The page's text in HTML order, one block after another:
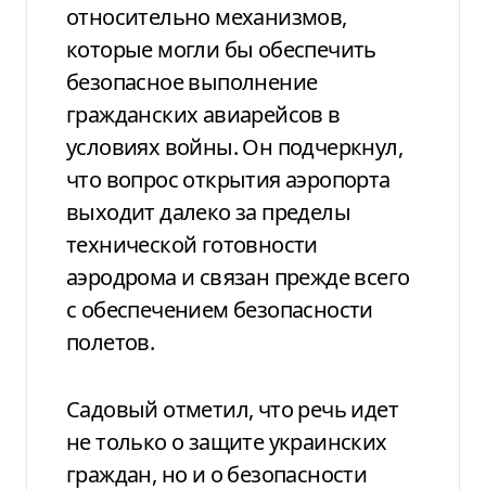
относительно механизмов,
которые могли бы обеспечить
безопасное выполнение
гражданских авиарейсов в
условиях войны. Он подчеркнул,
что вопрос открытия аэропорта
выходит далеко за пределы
технической готовности
аэродрома и связан прежде всего
с обеспечением безопасности
полетов.
Садовый отметил, что речь идет
не только о защите украинских
граждан, но и о безопасности